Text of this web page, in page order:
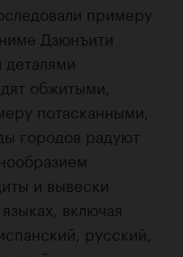
примеру
Дзюнъити
деталями
обжитыми,
потасканными,
городов радуют
и вывески
включая
русский,